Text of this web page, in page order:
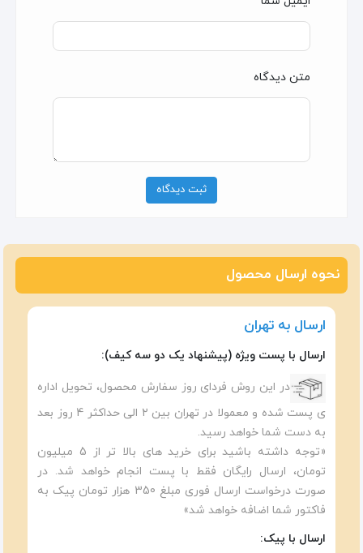
متن دیدگاه
ثبت دیدگاه
نحوه ارسال محصول
ارسال به تهران
ارسال با پست ویژه (پیشنهاد یک دو سه کیف):
در این روش فردای روز سفارش محصول، تحویل اداره
ی پست شده و معمولا در تهران بین ۲ الی حداکثر 4 روز بعد
به دست شما خواهد رسید.
«توجه داشته باشید برای خرید های بالا تر از 5 میلیون
تومان، ارسال رایگان فقط با پست انجام خواهد شد. در
صورت درخواست ارسال فوری مبلغ 350 هزار تومان پیک به
فاکتور شما اضافه خواهد شد»
ارسال با پیک: